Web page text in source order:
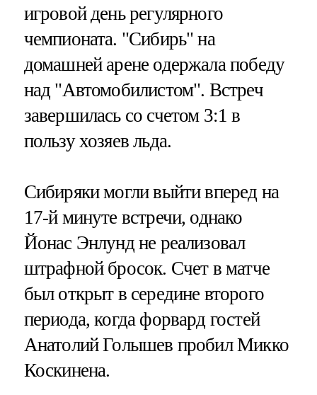
игровой день регулярного
чемпионата. "Сибирь" на
домашней арене одержала победу
над "Автомобилистом". Встреч
завершилась со счетом 3:1 в
пользу хозяев льда.
Сибиряки могли выйти вперед на
17-й минуте встречи, однако
Йонас Энлунд не реализовал
штрафной бросок. Счет в матче
был открыт в середине второго
периода, когда форвард гостей
Анатолий Голышев пробил Микко
Коскинена.